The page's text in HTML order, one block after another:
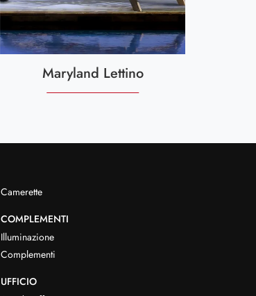
Maryland Lettino
Camerette
COMPLEMENTI
Illuminazione
Complementi
UFFICIO